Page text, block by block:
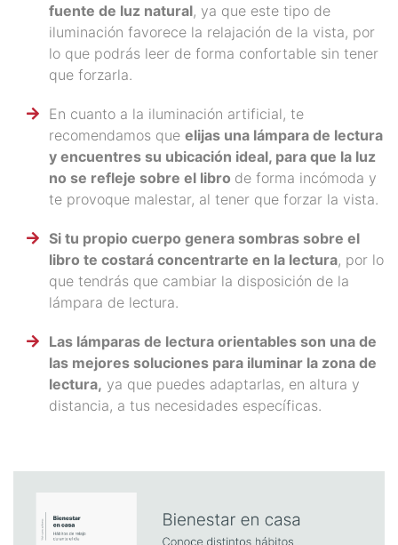
fuente de luz natural, ya que este tipo de
iluminación favorece la relajación de la vista, por
lo que podrás leer de forma confortable sin tener
que forzarla.
En cuanto a la iluminación artificial, te
recomendamos que elijas una lámpara de lectura
y encuentres su ubicación ideal, para que la luz
no se refleje sobre el libro de forma incómoda y
te provoque malestar, al tener que forzar la vista.
Si tu propio cuerpo genera sombras sobre el
libro te costará concentrarte en la lectura, por lo
que tendrás que cambiar la disposición de la
lámpara de lectura.
Las lámparas de lectura orientables son una de
las mejores soluciones para iluminar la zona de
lectura, ya que puedes adaptarlas, en altura y
distancia, a tus necesidades específicas.